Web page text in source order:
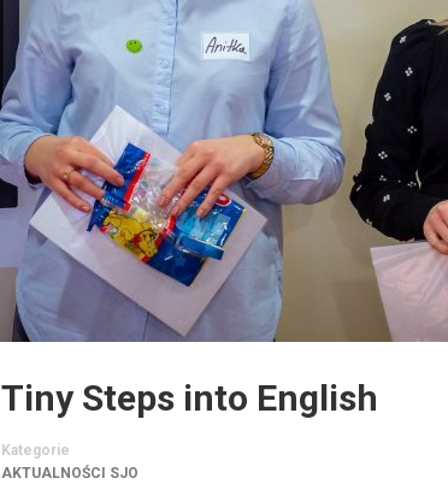
Tiny Steps into English
Kategorie
AKTUALNOŚCI SJO